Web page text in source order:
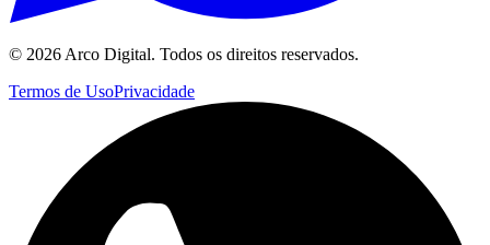
© 2026 Arco Digital. Todos os direitos reservados.
Termos de UsoPrivacidade